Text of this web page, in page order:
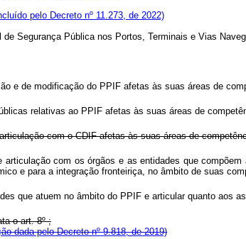
pelo Decreto nº 11.273, de 2022)
de Segurança Pública nos Portos, Terminais e Vias
e de modificação do PPIF afetas às suas áreas de
relativas ao PPIF afetas às suas áreas de
com o CDIF afetas às suas áreas de
com os órgãos e as entidades que
e para a integração fronteiriça, no âmbito de suas
que atuem no âmbito do PPIF e articular quanto aos
o art. 8º ;
dada pelo Decreto nº 9.818, de 2019)